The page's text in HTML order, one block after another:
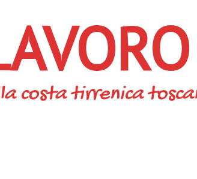
costa tirrenica